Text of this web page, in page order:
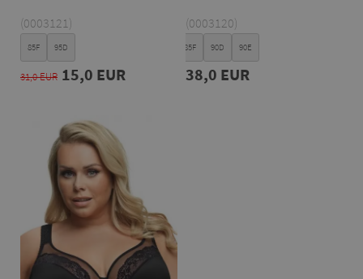
(0003121)
85F 95D
31,0 EUR 15,0 EUR
(0003120)
85F 90D 90E
38,0 EUR